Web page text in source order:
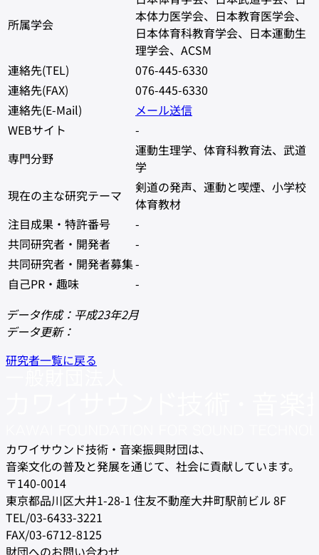
所属学会
本体力医学会、日本教育医学会、
日本体育科教育学会、日本運動生
理学会、ACSM
連絡先(TEL)
076-445-6330
連絡先(FAX)
076-445-6330
連絡先(E-Mail)
メール送信
WEBサイト
-
専門分野
運動生理学、体育科教育法、武道
学
現在の主な研究テーマ
剣道の発声、運動と喫煙、小学校
体育教材
注目成果・特許番号
-
共同研究者・開発者
-
共同研究者・開発者募集-
自己PR・趣味
-
データ作成：平成23年2月
データ更新：
研究者一覧に戻る
カワイサウンド技術・音楽振興財団は、
音楽文化の普及と発展を通じて、社会に貢献しています。
〒140-0014
東京都品川区大井1-28-1 住友不動産大井町駅前ビル 8F
TEL/03-6433-3221
FAX/03-6712-8125
財団へのお問い合わせ